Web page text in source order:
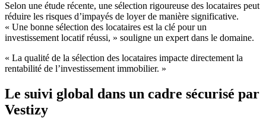
Selon une étude récente, une sélection rigoureuse des locataires peut
réduire les risques d’impayés de loyer de manière significative.
« Une bonne sélection des locataires est la clé pour un
investissement locatif réussi, » souligne un expert dans le domaine.
« La qualité de la sélection des locataires impacte directement la
rentabilité de l’investissement immobilier. »
Le suivi global dans un cadre sécurisé par
Vestizy